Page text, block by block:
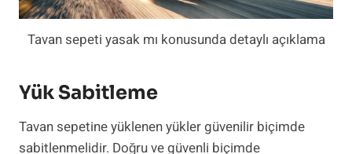
Tavan sepeti yasak mı konusunda detaylı açıklama
Yük Sabitleme
Tavan sepetine yüklenen yükler güvenilir biçimde
sabitlenmelidir. Doğru ve güvenli biçimde